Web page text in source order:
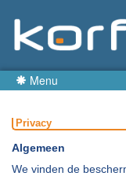
Menu
Privacy
Algemeen
We vinden de